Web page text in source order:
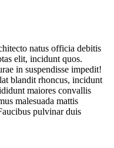
natus officia debitis
elit, incidunt quos.
in suspendisse impedit!
blandit rhoncus, incidunt
maiores convallis
malesuada mattis
pulvinar duis